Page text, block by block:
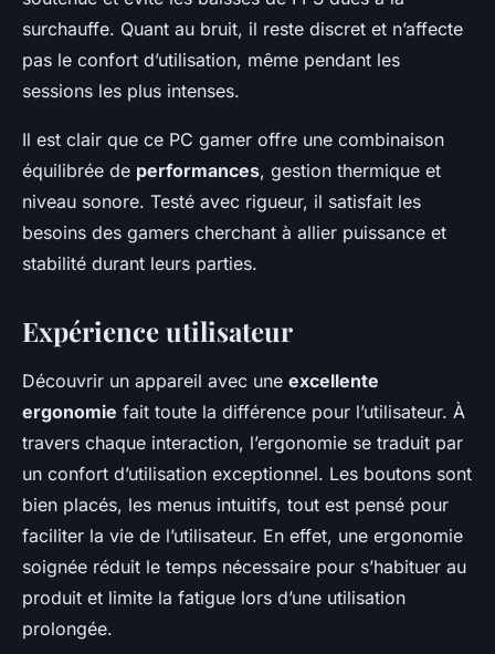
surchauffe. Quant au bruit, il reste discret et n’affecte
pas le confort d’utilisation, même pendant les
sessions les plus intenses.
Il est clair que ce PC gamer offre une combinaison
équilibrée de performances, gestion thermique et
niveau sonore. Testé avec rigueur, il satisfait les
besoins des gamers cherchant à allier puissance et
stabilité durant leurs parties.
Expérience utilisateur
Découvrir un appareil avec une excellente
ergonomie fait toute la différence pour l’utilisateur. À
travers chaque interaction, l’ergonomie se traduit par
un confort d’utilisation exceptionnel. Les boutons sont
bien placés, les menus intuitifs, tout est pensé pour
faciliter la vie de l’utilisateur. En effet, une ergonomie
soignée réduit le temps nécessaire pour s’habituer au
produit et limite la fatigue lors d’une utilisation
prolongée.